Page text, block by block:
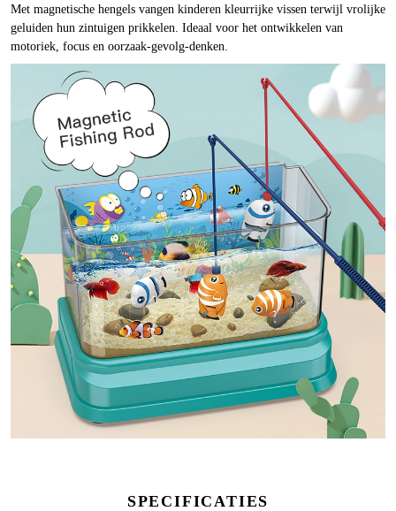
Met magnetische hengels vangen kinderen kleurrijke vissen terwijl vrolijke
geluiden hun zintuigen prikkelen. Ideaal voor het ontwikkelen van
motoriek, focus en oorzaak-gevolg-denken.
SPECIFICATIES